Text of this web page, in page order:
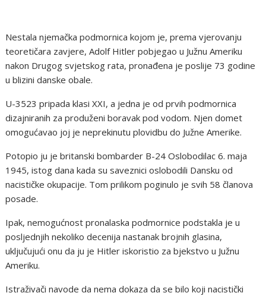
Nestala njemačka podmornica kojom je, prema vjerovanju
teoretičara zavjere, Adolf Hitler pobjegao u Južnu Ameriku
nakon Drugog svjetskog rata, pronađena je poslije 73 godine
u blizini danske obale.
U-3523 pripada klasi XXI, a jedna je od prvih podmornica
dizajniranih za produženi boravak pod vodom. Njen domet
omogućavao joj je neprekinutu plovidbu do Južne Amerike.
Potopio ju je britanski bombarder B-24 Oslobodilac 6. maja
1945, istog dana kada su saveznici oslobodili Dansku od
nacističke okupacije. Tom prilikom poginulo je svih 58 članova
posade.
Ipak, nemogućnost pronalaska podmornice podstakla je u
posljednjih nekoliko decenija nastanak brojnih glasina,
uključujući onu da ju je Hitler iskoristio za bjekstvo u Južnu
Ameriku.
Istraživači navode da nema dokaza da se bilo koji nacistički